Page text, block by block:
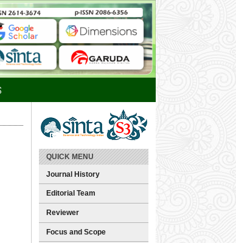
QUICK MENU
Journal History
Editorial Team
Reviewer
Focus and Scope